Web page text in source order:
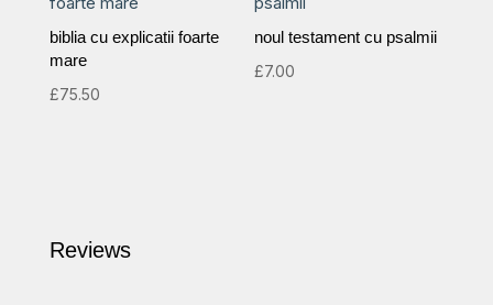
biblia cu explicatii foarte
mare
£75.50
noul testament cu psalmii
£7.00
Reviews